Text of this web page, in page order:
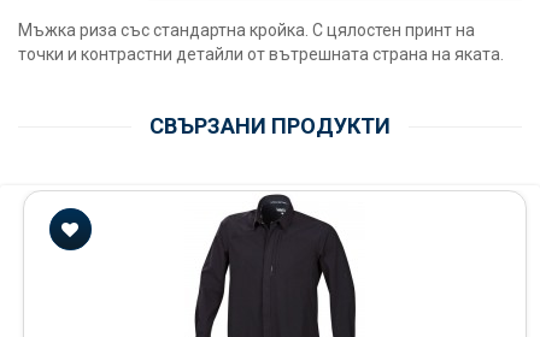
Мъжка риза със стандартна кройка. С цялостен принт на
точки и контрастни детайли от вътрешната страна на яката.
СВЪРЗАНИ ПРОДУКТИ